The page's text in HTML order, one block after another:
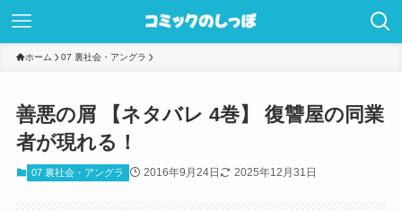
ホーム 07 裏社会・アングラ
善悪の屑 【ネタバレ 4巻】 復讐屋の同業
者が現れる！
07 裏社会・アングラ 2016年9月24日 2025年12月31日